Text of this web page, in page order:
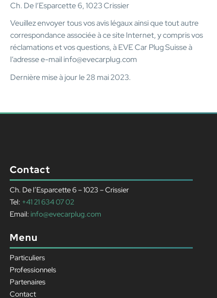
Ch. De l’Esparcette 6, 1023 Crissier
Veuillez envoyer tous vos avis légaux ainsi que tout autre
correspondance associée à ce site Internet, y compris vos
réclamations et vos questions, à EVE Car Plug Suisse à
l’adresse e-mail info@evecarplug.com
Dernière mise à jour le 28 mai 2023.
Contact
Ch. De l’Esparcette 6 – 1023 – Crissier
Tel: +41 21 634 07 02
Email: info@evecarplug.com
Menu
Particuliers
Professionnels
Partenaires
Contact